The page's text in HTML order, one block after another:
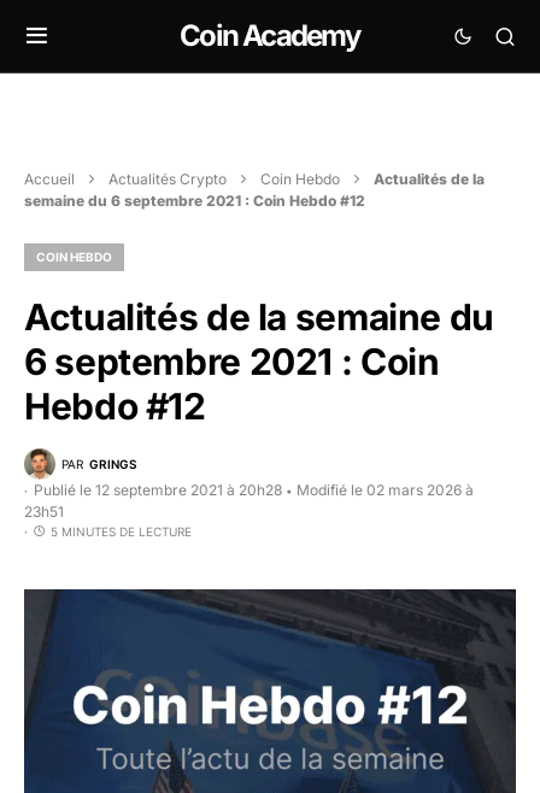
Coin Academy
Accueil Actualités Crypto Coin Hebdo
Actualités de la
semaine du 6 septembre 2021 : Coin Hebdo #12
COIN HEBDO
Actualités de la semaine du
6 septembre 2021 : Coin
Hebdo #12
PAR GRINGS
Publié le 12 septembre 2021 à 20h28 • Modifié le 02 mars 2026 à
23h51
5 MINUTES DE LECTURE